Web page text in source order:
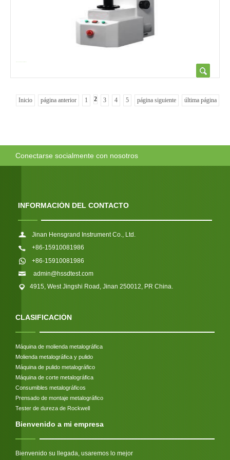
Inicio página anterior 1 2 3 4 5 página siguiente última página
Conectarse socialmente con nosotros
INFORMACIÓN DEL CONTACTO
Jinan Hensgrand Instrument Co., Ltd.
+86-15910081986
+86-15910081986
admin@hssdtest.com
4915, West Jingshi Road, Jinan 250012, PR China.
CLASIFICACIÓN
Máquina de molienda metalográfica
Molienda metalográfica y pulido
Máquina de pulido metalográfico
Máquina de corte metalográfica
Consumibles metalográficos
Prensado de montaje metalográfico
Tester de dureza de Rockwell
Bienvenido a mi empresa
Bienvenido su llegada, usaremos lo mejor